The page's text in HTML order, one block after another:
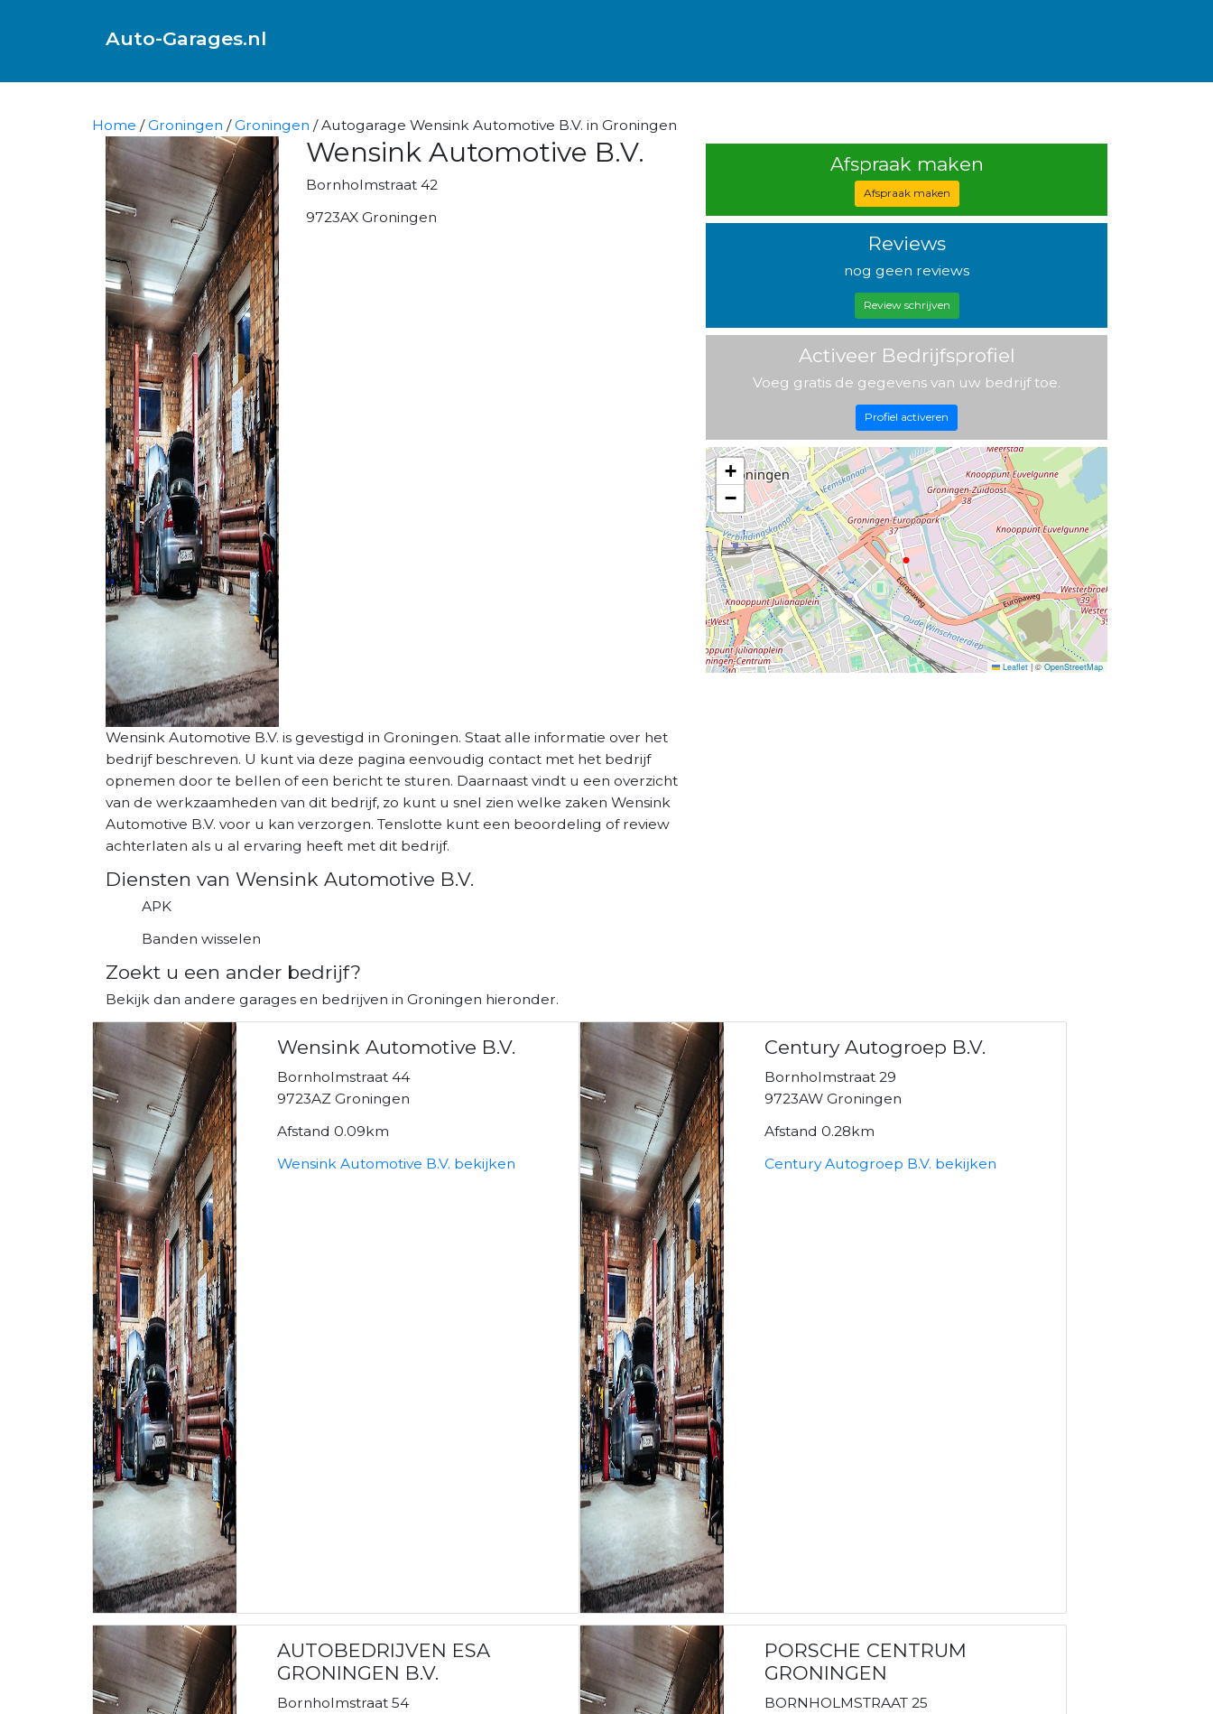
Auto-Garages.nl
Home /Groningen /Groningen / Autogarage Wensink Automotive B.V. in Groningen
Wensink Automotive B.V.
Bornholmstraat 42
9723AX Groningen
Wensink Automotive B.V. is gevestigd in Groningen. Staat alle informatie over het
bedrijf beschreven. U kunt via deze pagina eenvoudig contact met het bedrijf
opnemen door te bellen of een bericht te sturen. Daarnaast vindt u een overzicht
van de werkzaamheden van dit bedrijf, zo kunt u snel zien welke zaken Wensink
Automotive B.V. voor u kan verzorgen. Tenslotte kunt een beoordeling of review
achterlaten als u al ervaring heeft met dit bedrijf.
Diensten van Wensink Automotive B.V.
APK
Banden wisselen
Afspraak maken
Afspraak maken
Reviews
nog geen reviews
Review schrijven
Activeer Bedrijfsprofiel
Voeg gratis de gegevens van uw bedrijf toe.
Profiel activeren
+
−
Leaflet |© OpenStreetMap
Zoekt u een ander bedrijf?
Bekijk dan andere garages en bedrijven in Groningen hieronder.
Wensink Automotive B.V.
Bornholmstraat 44
9723AZ Groningen
Afstand 0.09km
Wensink Automotive B.V. bekijken
Century Autogroep B.V.
Bornholmstraat 29
9723AW Groningen
Afstand 0.28km
Century Autogroep B.V. bekijken
AUTOBEDRIJVEN ESA
GRONINGEN B.V.
Bornholmstraat 54
PORSCHE CENTRUM
GRONINGEN
BORNHOLMSTRAAT 25